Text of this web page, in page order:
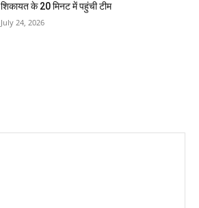
शिकायत के 20 मिनट में पहुंची टीम
July 24, 2026